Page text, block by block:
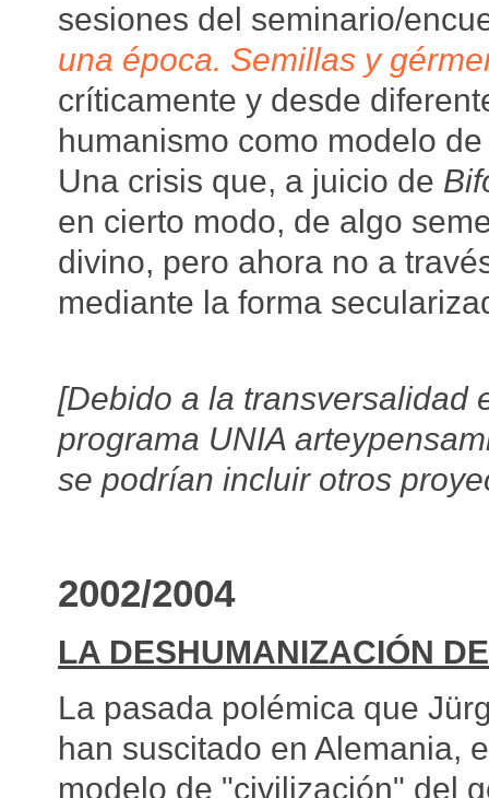
sesiones del seminario/
una época. Semillas y
críticamente y desde
humanismo como modelo
Una crisis que, a juicio de
en cierto modo, de algo
divino, pero ahora no a
mediante la forma
[Debido a la transversalidad
programa UNIA
se podrían incluir otros
2002/2004
LA DESHUMANIZACIÓN
La pasada polémica que
han suscitado en Alemania,
modelo de "civilización" del